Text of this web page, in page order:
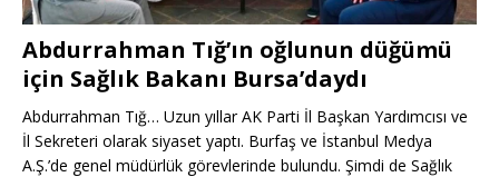
Abdurrahman Tığ’ın oğlunun düğümü
için Sağlık Bakanı Bursa’daydı
Abdurrahman Tığ… Uzun yıllar AK Parti İl Başkan Yardımcısı ve
İl Sekreteri olarak siyaset yaptı. Burfaş ve İstanbul Medya
A.Ş.’de genel müdürlük görevlerinde bulundu. Şimdi de Sağlık